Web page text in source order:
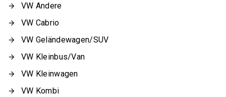
VW Andere
VW Cabrio
VW Geländewagen/SUV
VW Kleinbus/Van
VW Kleinwagen
VW Kombi